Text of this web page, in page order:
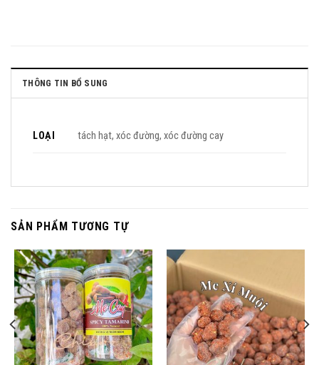
THÔNG TIN BỔ SUNG
LOẠI tách hạt, xóc đường, xóc đường cay
SẢN PHẨM TƯƠNG TỰ